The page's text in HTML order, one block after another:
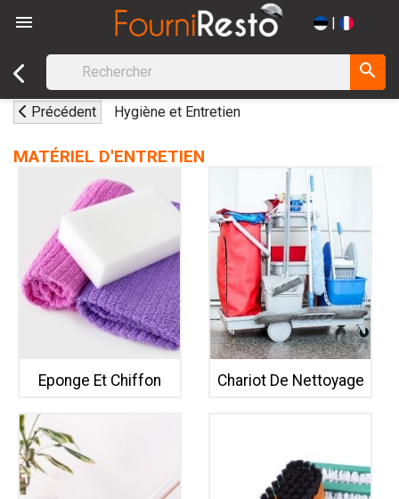
 |
search
Précédent Hygiène et Entretien
MATÉRIEL D'ENTRETIEN
Eponge Et Chiffon Chariot De Nettoyage